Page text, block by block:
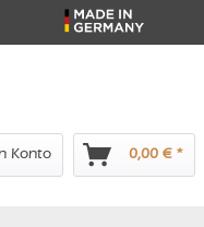
Konto 0,00 € *